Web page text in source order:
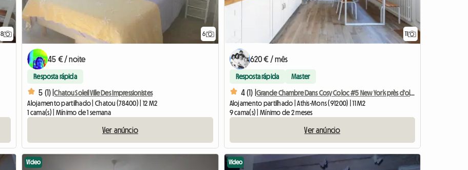
8 6
45 € / noite
Resposta rápida
5 (1) |Chatou Soleil Ville Des Impressionistes
Alojamento partilhado | Chatou (78400) | 12 M2
1 cama(s) | Mínimo de 1 semana
Ver anúncio
11
620 € / mês
Resposta rápida Master
4 (1) |
Grande Chambre Dans Cosy Coloc #5 New York près d'olry
Alojamento partilhado | Athis-Mons (91200) | 11 M2
9 cama(s) | Mínimo de 2 meses
Ver anúncio
Vídeo Vídeo